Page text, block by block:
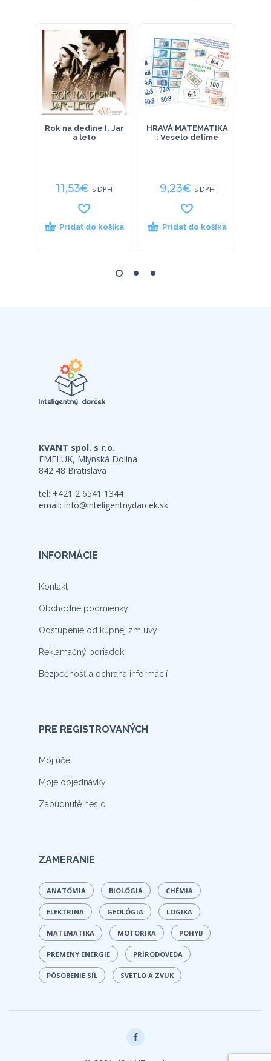
Rok na dedine I. Jar
a leto
11,53€ s DPH
Pridať do košíka
HRAVÁ MATEMATIKA
: Veselo delíme
9,23€ s DPH
Pridať do košíka
KVANT spol. s r.o.
FMFI UK, Mlynská Dolina
842 48 Bratislava
tel: +421 2 6541 1344
email: info@inteligentnydarcek.sk
INFORMÁCIE
Kontakt
Obchodné podmienky
Odstúpenie od kúpnej zmluvy
Reklamačný poriadok
Bezpečnosť a ochrana informácií
PRE REGISTROVANÝCH
Môj účet
Moje objednávky
Zabudnuté heslo
ZAMERANIE
ANATÓMIA BIOLÓGIA CHÉMIA
ELEKTRINA GEOLÓGIA LOGIKA
MATEMATIKA MOTORIKA POHYB
PREMENY ENERGIE PRÍRODOVEDA
PÔSOBENIE SÍL SVETLO A ZVUK